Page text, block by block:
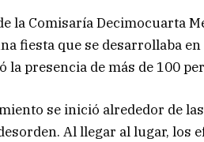
la Comisaría Decimocuarta
fiesta que se desarrollaba
la presencia de más de 100
se inició alrededor de
Al llegar al lugar, los